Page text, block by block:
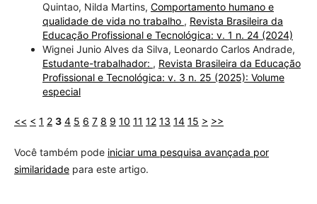
Quintao, Nilda Martins, Comportamento humano e
qualidade de vida no trabalho , Revista Brasileira da
Educação Profissional e Tecnológica: v. 1 n. 24 (2024)
Wignei Junio Alves da Silva, Leonardo Carlos Andrade,
Estudante-trabalhador: , Revista Brasileira da Educação
Profissional e Tecnológica: v. 3 n. 25 (2025): Volume
especial
<< < 1 2 3 4 5 6 7 8 9 10 11 12 13 14 15 > >>
Você também pode iniciar uma pesquisa avançada por
similaridadepara este artigo.